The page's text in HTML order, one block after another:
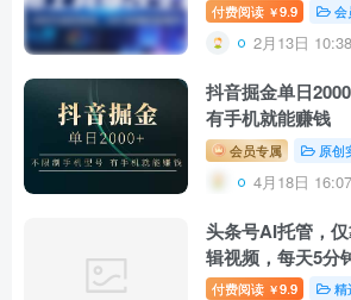
付费阅读 ￥9.9 会
2月13日 10:38
抖音掘金单日
有手机就能赚钱
会员专属 原创
4月18日 16:07
头条号AI托管，
辑视频，每天5分
3k+【揭秘】
付费阅读 ￥9.9 精